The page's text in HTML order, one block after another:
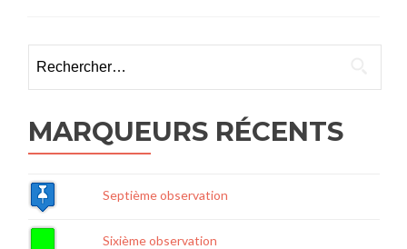
MARQUEURS RÉCENTS
Septième observation
Sixième observation